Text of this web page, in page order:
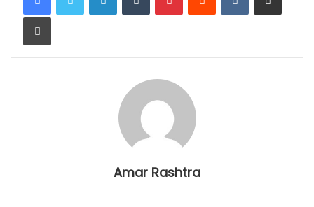
Print
Amar Rashtra